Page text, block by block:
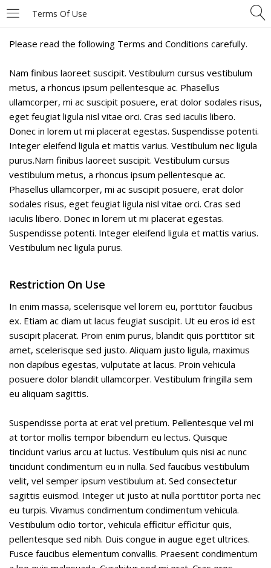
Terms Of UseLOGIN
Enter your username and password to login.
Remember me
Login
Lost password?
Please read the following Terms and Conditions carefully.
Nam finibus laoreet suscipit. Vestibulum cursus vestibulum
metus, a rhoncus ipsum pellentesque ac. Phasellus
ullamcorper, mi ac suscipit posuere, erat dolor sodales risus,
eget feugiat ligula nisl vitae orci. Cras sed iaculis libero.
Donec in lorem ut mi placerat egestas. Suspendisse potenti.
Integer eleifend ligula et mattis varius. Vestibulum nec ligula
purus.Nam finibus laoreet suscipit. Vestibulum cursus
vestibulum metus, a rhoncus ipsum pellentesque ac.
Phasellus ullamcorper, mi ac suscipit posuere, erat dolor
sodales risus, eget feugiat ligula nisl vitae orci. Cras sed
iaculis libero. Donec in lorem ut mi placerat egestas.
Suspendisse potenti. Integer eleifend ligula et mattis varius.
Vestibulum nec ligula purus.
Restriction On Use
In enim massa, scelerisque vel lorem eu, porttitor faucibus
ex. Etiam ac diam ut lacus feugiat suscipit. Ut eu eros id est
suscipit placerat. Proin enim purus, blandit quis porttitor sit
amet, scelerisque sed justo. Aliquam justo ligula, maximus
non dapibus egestas, vulputate at lacus. Proin vehicula
posuere dolor blandit ullamcorper. Vestibulum fringilla sem
eu aliquam sagittis.
Suspendisse porta at erat vel pretium. Pellentesque vel mi
at tortor mollis tempor bibendum eu lectus. Quisque
tincidunt varius arcu at luctus. Vestibulum quis nisi ac nunc
tincidunt condimentum eu in nulla. Sed faucibus vestibulum
velit, vel semper ipsum vestibulum at. Sed consectetur
sagittis euismod. Integer ut justo at nulla porttitor porta nec
eu turpis. Vivamus condimentum condimentum vehicula.
Vestibulum odio tortor, vehicula efficitur efficitur quis,
pellentesque sed nibh. Duis congue in augue eget ultrices.
Fusce faucibus elementum convallis. Praesent condimentum